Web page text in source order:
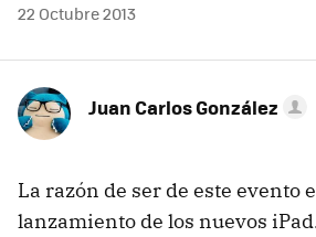
22 Octubre 2013
Juan Carlos González
La razón de ser de este evento
lanzamiento de los nuevos